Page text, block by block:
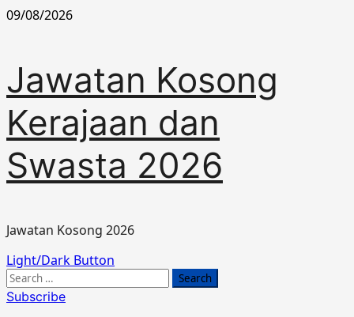
Skip
09/08/2026
Jawatan Kosong
Kerajaan dan
Swasta 2026
Jawatan Kosong 2026
Primary
Menu
Light/Dark Button
Search
for:
Subscribe